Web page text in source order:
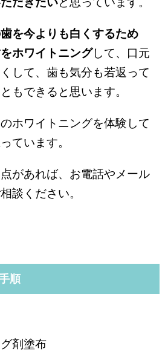
を今よりも白くするため
ホワイトニングして、口元
して、歯も気分も若返って
もできると思います。
ホワイトニングを体験して
ています。
があれば、お電話やメール
談ください。
順
剤塗布